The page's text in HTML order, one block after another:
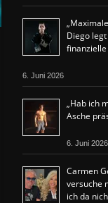
Diego
6. Juni 2026
„Hab ich
Asche
6. Juni 2026
Carmen
versuche
ich da